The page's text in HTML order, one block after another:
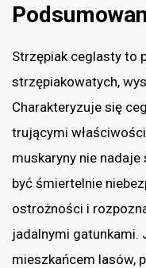
Strzępiak ceglasty to
strzępiakowatych,
Charakteryzuje się
trującymi
muskaryny nie
być śmiertelnie
ostrożności i
jadalnymi
mieszkańcem lasów,